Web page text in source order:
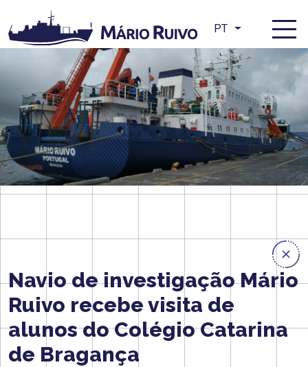
PT
Navio de investigação Mário
Ruivo recebe visita de
alunos do Colégio Catarina
de Bragança